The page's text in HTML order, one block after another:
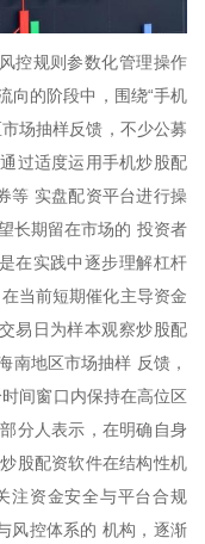
控规则参数化管理操作
向的阶段中，围绕“手机
场抽样反馈，不少公募
过适度运用手机炒股配
等 实盘配资平台进行操
长期留在市场的 投资者
在实践中逐步理解杠杆
当前短期催化主导资金
易日为样本观察炒股配
南地区市场抽样 反馈，
间窗口内保持在高位区
分人表示，在明确自身
股配资软件在结构性机
注资金安全与平台合规
风控体系的 机构，逐渐